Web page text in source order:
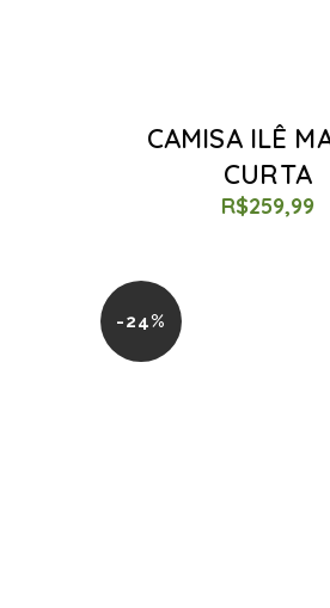
CAMISA ILÊ
CURTA
R$259,99
-24%